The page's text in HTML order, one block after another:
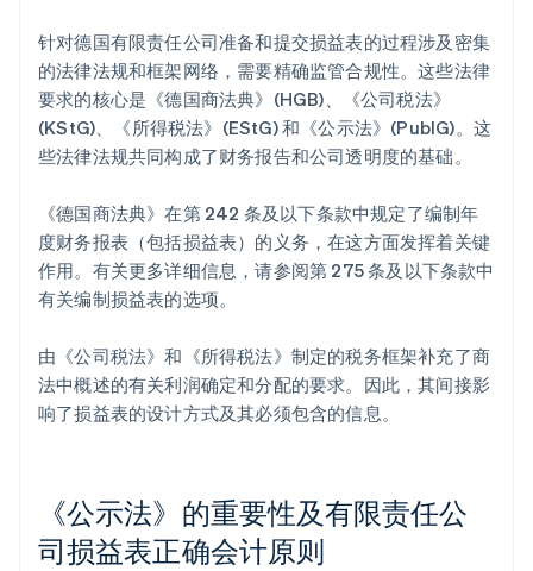
针对德国有限责任公司准备和提交损益表的过程涉及密集
的法律法规和框架网络，需要精确监管合规性。这些法律
要求的核心是《德国商法典》(HGB)、《公司税法》
(KStG)、《所得税法》(EStG) 和《公示法》(PublG)。这
些法律法规共同构成了财务报告和公司透明度的基础。
《德国商法典》在第 242 条及以下条款中规定了编制年
度财务报表（包括损益表）的义务，在这方面发挥着关键
作用。有关更多详细信息，请参阅第 275 条及以下条款中
有关编制损益表的选项。
由《公司税法》和《所得税法》制定的税务框架补充了商
法中概述的有关利润确定和分配的要求。因此，其间接影
响了损益表的设计方式及其必须包含的信息。
《公示法》的重要性及有限责任公
司损益表正确会计原则